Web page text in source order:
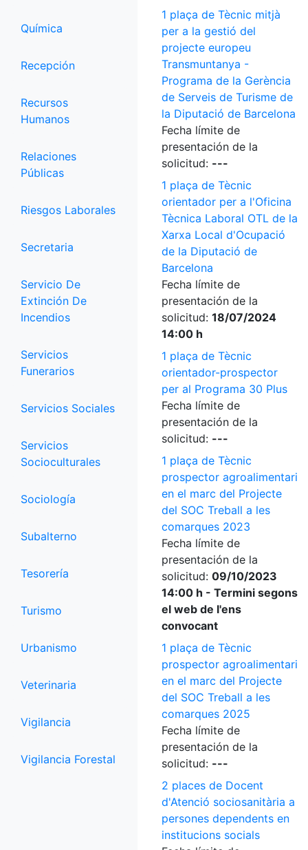
Química
Recepción
Recursos
Humanos
Relaciones
Públicas
Riesgos Laborales
Secretaria
Servicio De
Extinción De
Incendios
Servicios
Funerarios
Servicios Sociales
Servicios
Socioculturales
Sociología
Subalterno
Tesorería
Turismo
Urbanismo
Veterinaria
Vigilancia
Vigilancia Forestal
1 plaça de Tècnic mitjà
per a la gestió del
projecte europeu
Transmuntanya -
Programa de la Gerència
de Serveis de Turisme de
la Diputació de Barcelona
Fecha límite de
presentación de la
solicitud: ---
1 plaça de Tècnic
orientador per a l'Oficina
Tècnica Laboral OTL de la
Xarxa Local d'Ocupació
de la Diputació de
Barcelona
Fecha límite de
presentación de la
solicitud: 18/07/2024
14:00 h
1 plaça de Tècnic
orientador-prospector
per al Programa 30 Plus
Fecha límite de
presentación de la
solicitud: ---
1 plaça de Tècnic
prospector agroalimentari
en el marc del Projecte
del SOC Treball a les
comarques 2023
Fecha límite de
presentación de la
solicitud: 09/10/2023
14:00 h - Termini segons
el web de l'ens
convocant
1 plaça de Tècnic
prospector agroalimentari
en el marc del Projecte
del SOC Treball a les
comarques 2025
Fecha límite de
presentación de la
solicitud: ---
2 places de Docent
d'Atenció sociosanitària a
persones dependents en
institucions socials